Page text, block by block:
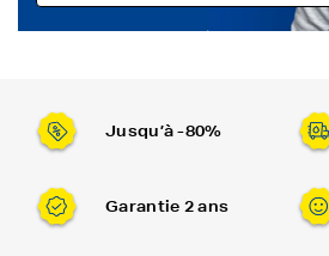
Jusqu’à -80%
Garantie 2 ans